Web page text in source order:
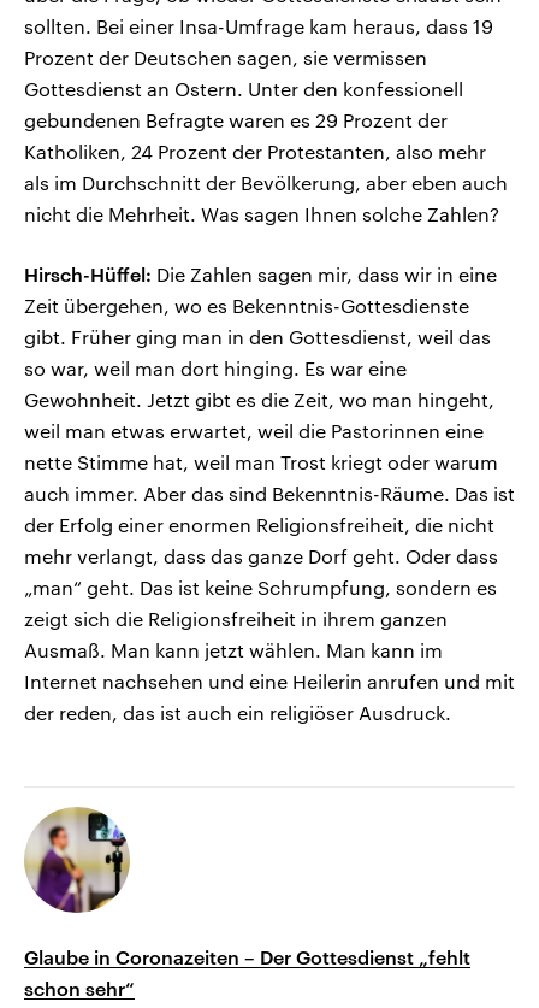
sollten. Bei einer Insa-Umfrage kam heraus, dass 19
Prozent der Deutschen sagen, sie vermissen
Gottesdienst an Ostern. Unter den konfessionell
gebundenen Befragte waren es 29 Prozent der
Katholiken, 24 Prozent der Protestanten, also mehr
als im Durchschnitt der Bevölkerung, aber eben auch
nicht die Mehrheit. Was sagen Ihnen solche Zahlen?
Hirsch-Hüffel: Die Zahlen sagen mir, dass wir in eine
Zeit übergehen, wo es Bekenntnis-Gottesdienste
gibt. Früher ging man in den Gottesdienst, weil das
so war, weil man dort hinging. Es war eine
Gewohnheit. Jetzt gibt es die Zeit, wo man hingeht,
weil man etwas erwartet, weil die Pastorinnen eine
nette Stimme hat, weil man Trost kriegt oder warum
auch immer. Aber das sind Bekenntnis-Räume. Das ist
der Erfolg einer enormen Religionsfreiheit, die nicht
mehr verlangt, dass das ganze Dorf geht. Oder dass
„man“ geht. Das ist keine Schrumpfung, sondern es
zeigt sich die Religionsfreiheit in ihrem ganzen
Ausmaß. Man kann jetzt wählen. Man kann im
Internet nachsehen und eine Heilerin anrufen und mit
der reden, das ist auch ein religiöser Ausdruck.
Glaube in Coronazeiten – Der Gottesdienst „fehlt
schon sehr“